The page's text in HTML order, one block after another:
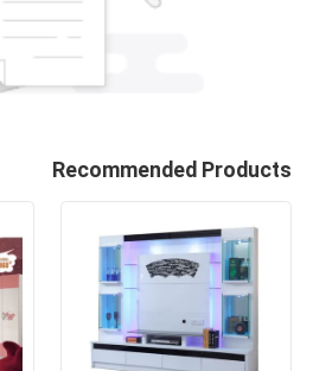
Recommended Products